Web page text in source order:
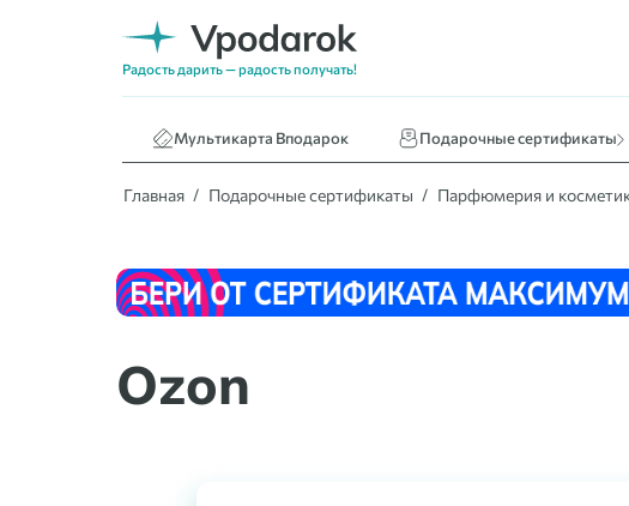
Радость дарить — радость получать!
Мультикарта Вподарок Подарочные сертификаты
Книги
Главная Подарочные сертификаты Парфюмерия и
Ozon